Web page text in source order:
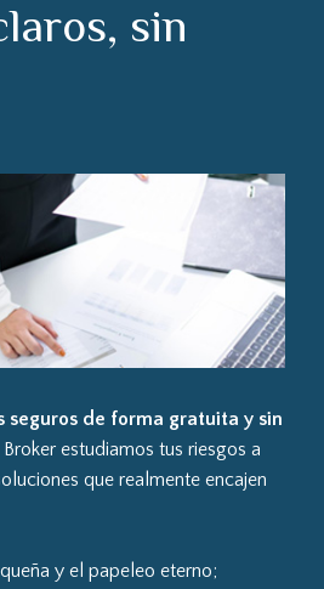
sin
seguros de forma gratuita y sin
estudiamos tus riesgos a
que realmente encajen
y el papeleo eterno;